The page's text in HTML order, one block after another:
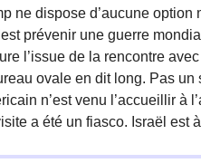
ne dispose d’aucune
prévenir une guerre
l’issue de la rencontre
ovale en dit long. Pas un
n’est venu l’accueillir à
a été un fiasco. Israël est